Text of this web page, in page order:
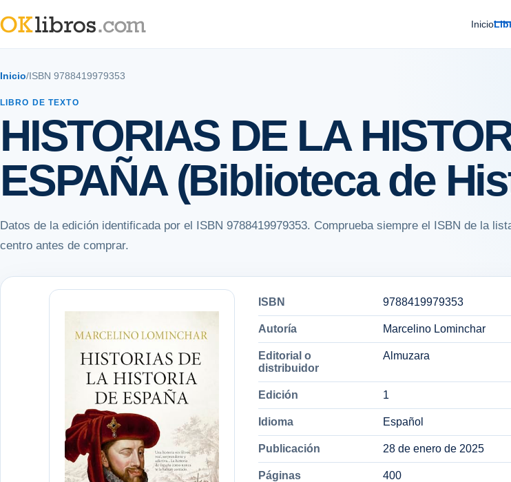
Inicio
Inicio/ ISBN 9788419979353
LIBRO DE TEXTO
HISTORIAS DE LA
ESPAÑA (Biblioteca de
Datos de la edición identificada por el ISBN 9788419979353. Comprueba siempre el ISBN de la
centro antes de comprar.
ISBN 9788419979353
Autoría Marcelino Lominchar
Editorial o
distribuidor
Almuzara
Edición 1
Idioma Español
Publicación 28 de enero de 2025
Páginas 400